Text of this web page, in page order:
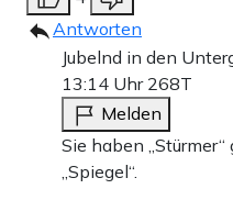
Antworten
Jubelnd in den
13:14 Uhr 268T
Melden
Sie haben
„Spiegel“.